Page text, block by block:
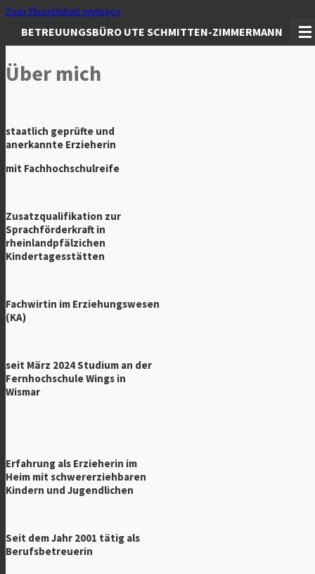
Zum Hauptinhalt springen
BETREUUNGSBÜRO UTE SCHMITTEN-ZIMMERMANN
Über mich
staatlich geprüfte und
anerkannte Erzieherin
mit Fachhochschulreife
Zusatzqualifikation zur
Sprachförderkraft in
rheinlandpfälzichen
Kindertagesstätten
Fachwirtin im Erziehungswesen
(KA)
seit März 2024 Studium an der
Fernhochschule Wings in
Wismar
Erfahrung als Erzieherin im
Heim mit schwererziehbaren
Kindern und Jugendlichen
Seit dem Jahr 2001 tätig als
Berufsbetreuerin